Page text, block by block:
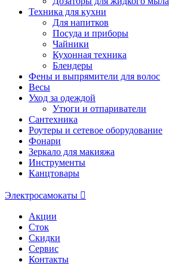
Техника для кухни
Для напитков
Посуда и приборы
Чайники
Кухонная техника
Блендеры
Фены и выпрямители для волос
Весы
Уход за одеждой
Утюги и отпариватели
Сантехника
Роутеры и сетевое оборудование
Фонари
Зеркало для макияжа
Инструменты
Канцтовары
Электросамокаты
Акции
Сток
Скидки
Сервис
Контакты